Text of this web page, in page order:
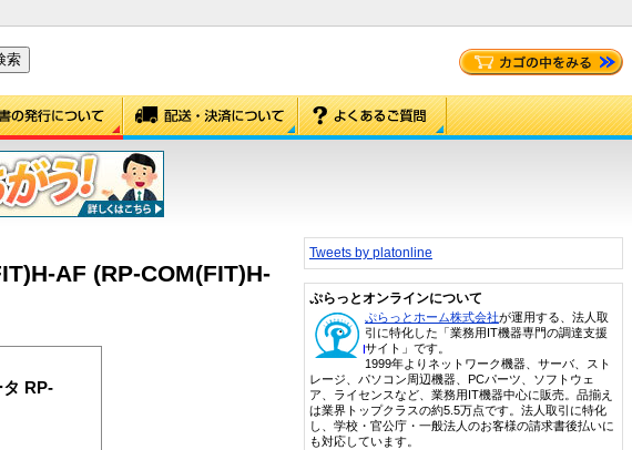
AF (RP-COM(FIT)H-
RP-
Tweets by platonline
ぷらっとオンラインについて
ぷらっとホーム株式会社が運用する、法人取
引に特化した「業務用IT機器専門の調達支援
サイト」です。
1999年よりネットワーク機器、サーバ、スト
レージ、パソコン周辺機器、PCパーツ、ソフトウェ
ア、ライセンスなど、業務用IT機器中心に販売。品揃え
は業界トップクラスの約5.5万点です。法人取引に特化
し、学校・官公庁・一般法人のお客様の請求書後払いに
も対応しています。